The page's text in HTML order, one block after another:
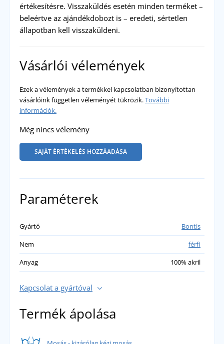
értékesítésre. Visszaküldés esetén minden terméket –
beleértve az ajándékdobozt is – eredeti, sértetlen
állapotban kell visszaküldeni.
Vásárlói vélemények
Ezek a vélemények a termékkel kapcsolatban bizonyítottan
vásárlóink független véleményét tükrözik.További
információk.
Még nincs vélemény
SAJÁT ÉRTÉKELÉS HOZZÁADÁSA
Paraméterek
Gyártó
Bontis
Nem
férfi
Anyag
100% akril
Kapcsolat a gyártóval
Termék ápolása